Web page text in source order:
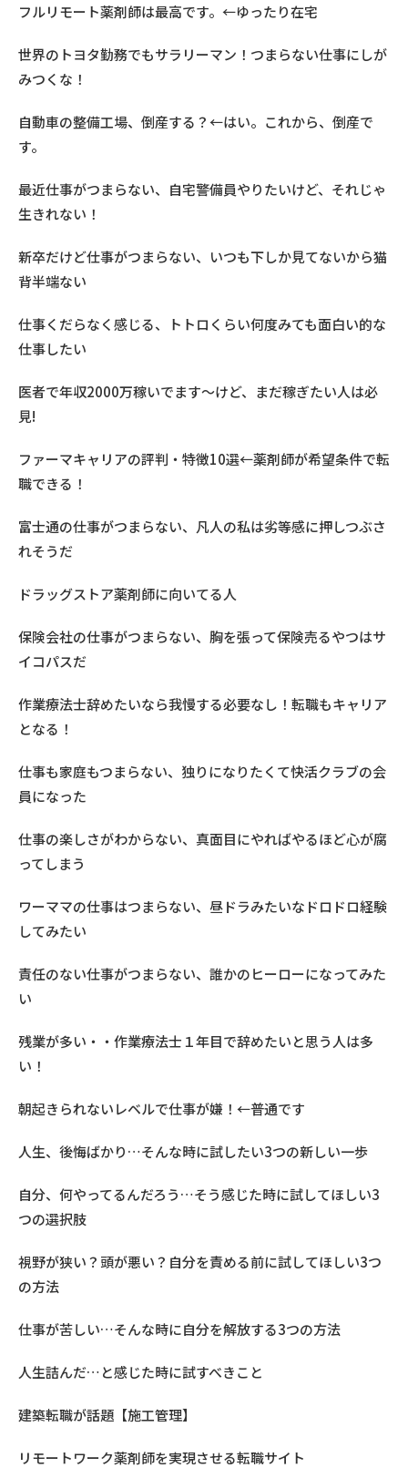
フルリモート薬剤師は最高です。←ゆったり在宅
世界のトヨタ勤務でもサラリーマン！つまらない仕事にしが
みつくな！
自動車の整備工場、倒産する？←はい。これから、倒産で
す。
最近仕事がつまらない、自宅警備員やりたいけど、それじゃ
生きれない！
新卒だけど仕事がつまらない、いつも下しか見てないから猫
背半端ない
仕事くだらなく感じる、トトロくらい何度みても面白い的な
仕事したい
医者で年収2000万稼いでます〜けど、まだ稼ぎたい人は必
見!
ファーマキャリアの評判・特徴10選←薬剤師が希望条件で転
職できる！
富士通の仕事がつまらない、凡人の私は劣等感に押しつぶさ
れそうだ
ドラッグストア薬剤師に向いてる人
保険会社の仕事がつまらない、胸を張って保険売るやつはサ
イコパスだ
作業療法士辞めたいなら我慢する必要なし！転職もキャリア
となる！
仕事も家庭もつまらない、独りになりたくて快活クラブの会
員になった
仕事の楽しさがわからない、真面目にやればやるほど心が腐
ってしまう
ワーママの仕事はつまらない、昼ドラみたいなドロドロ経験
してみたい
責任のない仕事がつまらない、誰かのヒーローになってみた
い
残業が多い・・作業療法士１年目で辞めたいと思う人は多
い！
朝起きられないレベルで仕事が嫌！←普通です
人生、後悔ばかり…そんな時に試したい3つの新しい一歩
自分、何やってるんだろう…そう感じた時に試してほしい3
つの選択肢
視野が狭い？頭が悪い？自分を責める前に試してほしい3つ
の方法
仕事が苦しい…そんな時に自分を解放する3つの方法
人生詰んだ…と感じた時に試すべきこと
建築転職が話題【施工管理】
リモートワーク薬剤師を実現させる転職サイト